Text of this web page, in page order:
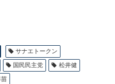
サナエトークン
国民民主党
松井健
苗